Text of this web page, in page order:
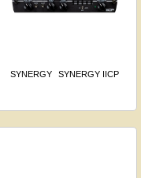
SYNERGY SYNERGY IICP